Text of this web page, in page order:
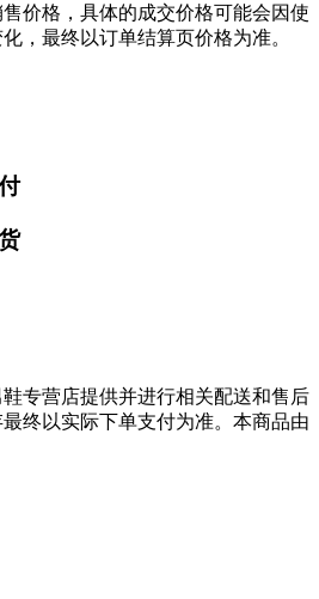
价格，具体的成交价格可能会因使
，最终以订单结算页价格为准。
专营店提供并进行相关配送和售后
终以实际下单支付为准。本商品由